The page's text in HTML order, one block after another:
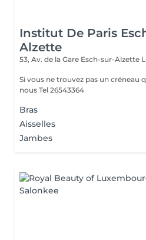
Institut De Paris
Alzette
53, Av. de la Gare Esch-sur-Alzette
Si vous ne trouvez pas un créneau
nous Tel 26543364
Bras
Aisselles
Jambes